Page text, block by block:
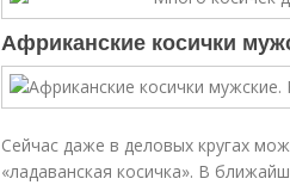
Африканские косички
Сейчас даже в деловых кругах
«ладаванская косичка». В